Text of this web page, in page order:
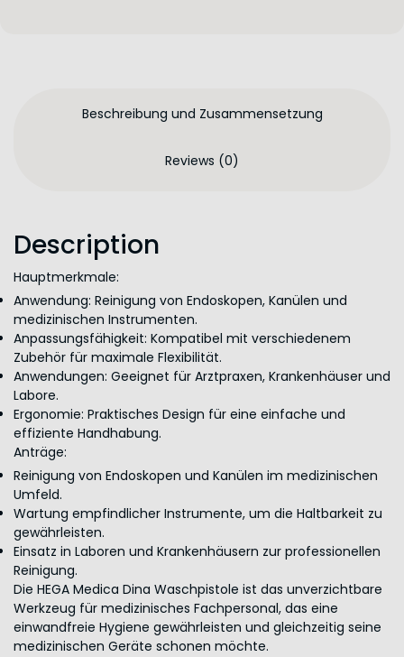
Beschreibung und Zusammensetzung
Reviews (0)
Description
Hauptmerkmale:
Anwendung: Reinigung von Endoskopen, Kanülen und
medizinischen Instrumenten.
Anpassungsfähigkeit: Kompatibel mit verschiedenem
Zubehör für maximale Flexibilität.
Anwendungen: Geeignet für Arztpraxen, Krankenhäuser und
Labore.
Ergonomie: Praktisches Design für eine einfache und
effiziente Handhabung.
Anträge:
Reinigung von Endoskopen und Kanülen im medizinischen
Umfeld.
Wartung empfindlicher Instrumente, um die Haltbarkeit zu
gewährleisten.
Einsatz in Laboren und Krankenhäusern zur professionellen
Reinigung.
Die HEGA Medica Dina Waschpistole ist das unverzichtbare
Werkzeug für medizinisches Fachpersonal, das eine
einwandfreie Hygiene gewährleisten und gleichzeitig seine
medizinischen Geräte schonen möchte.